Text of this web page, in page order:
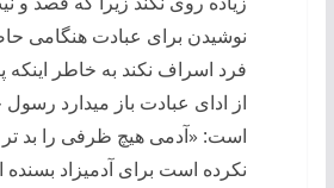
نوشیدن برای عبادت هنگامی
فرد اسراف نکند به خاطر اینکه
از ادای عبادت باز میدارد
است: «آدمی هیچ ظرفی را بد تر
نکرده است برای آدمیزاد